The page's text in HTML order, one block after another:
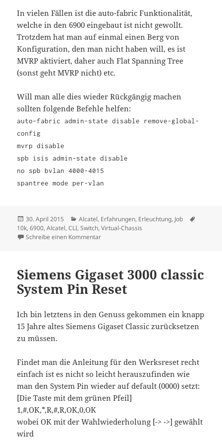
In vielen Fällen ist die auto-fabric Funktionalität,
welche in den 6900 eingebaut ist nicht gewollt.
Trotzdem hat man auf einmal einen Berg von
Konfiguration, den man nicht haben will, es ist
MVRP aktiviert, daher auch Flat Spanning Tree
(sonst geht MVRP nicht) etc.
Will man alle dies wieder Rückgängig machen
sollten folgende Befehle helfen:
auto-fabric admin-state disable remove-global-
config
mvrp disable
spb isis admin-state disable
no spb bvlan 4000-4015
spantree mode per-vlan
Veröffentlicht
am
30. April 2015 Kategorien
Alcatel, Erfahrungen, Erleuchtung, Job
10k,6900,Alcatel,CLI,Switch,Virtual-Chassis
Schreibe einen Kommentarzu Alcatel Dynamic Auto fabric
Siemens Gigaset 3000 classic
System Pin Reset
Ich bin letztens in den Genuss gekommen ein knapp
15 Jahre altes Siemens Gigaset Classic zurücksetzen
zu müssen.
Findet man die Anleitung für den Werksreset recht
einfach ist es nicht so leicht herauszufinden wie
man den System Pin wieder auf default (0000) setzt:
[Die Taste mit dem grünen Pfeil]
1,#,OK,*,R,#,R,OK,0,OK
wobei OK mit der Wahlwiederholung [-> ->] gewählt
wird